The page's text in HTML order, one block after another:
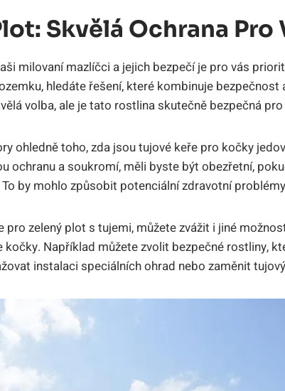
Skvělá Ochrana Pro
milovaní mazlíčci a jejich bezpečí je pro vás
hledáte řešení, které kombinuje
volba, ale je tato rostlina skutečně bezpečná
ohledně toho, zda jsou tujové keře pro kočky
ochranu a soukromí, měli byste být obezřetní,
by mohlo způsobit potenciální zdravotní
pro zelený plot s tujemi, můžete zvážit i jiné
Například můžete zvolit bezpečné rostliny,
instalaci speciálních ohrad nebo zaměnit